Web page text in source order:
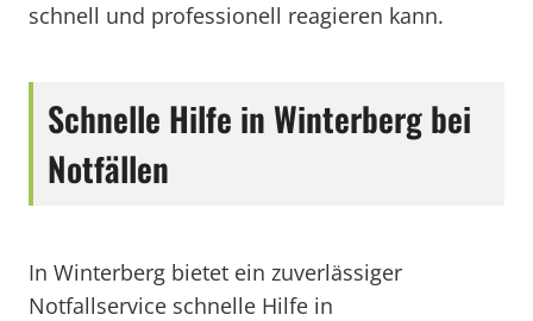
schnell und professionell reagieren kann.
Schnelle Hilfe in Winterberg bei
Notfällen
In Winterberg bietet ein zuverlässiger
Notfallservice schnelle Hilfe in